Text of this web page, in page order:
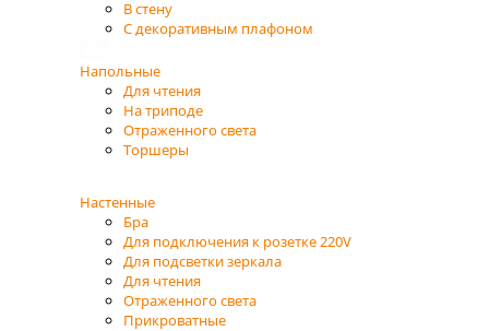
В стену
С декоративным плафоном
Напольные
Для чтения
На триподе
Отраженного света
Торшеры
Настенные
Бра
Для подключения к розетке 220V
Для подсветки зеркала
Для чтения
Отраженного света
Прикроватные